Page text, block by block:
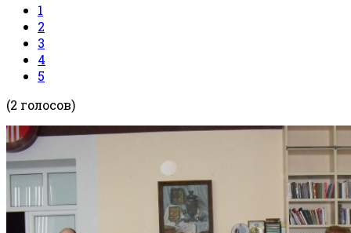
1
2
3
4
5
(2 голосов)